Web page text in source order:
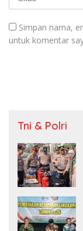
Simpan nama,
untuk komentar
Tni & Polri